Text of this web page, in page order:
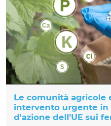
Le comunità agricole
intervento urgente in
d'azione dell'UE sui